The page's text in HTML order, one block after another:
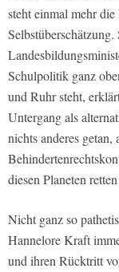
steht einmal mehr
Schulpolitik ganz
und Ruhr steht,
Untergang als
nichts anderes
diesen Planeten
Nicht ganz so
Hannelore Kraft
und ihren Rücktritt